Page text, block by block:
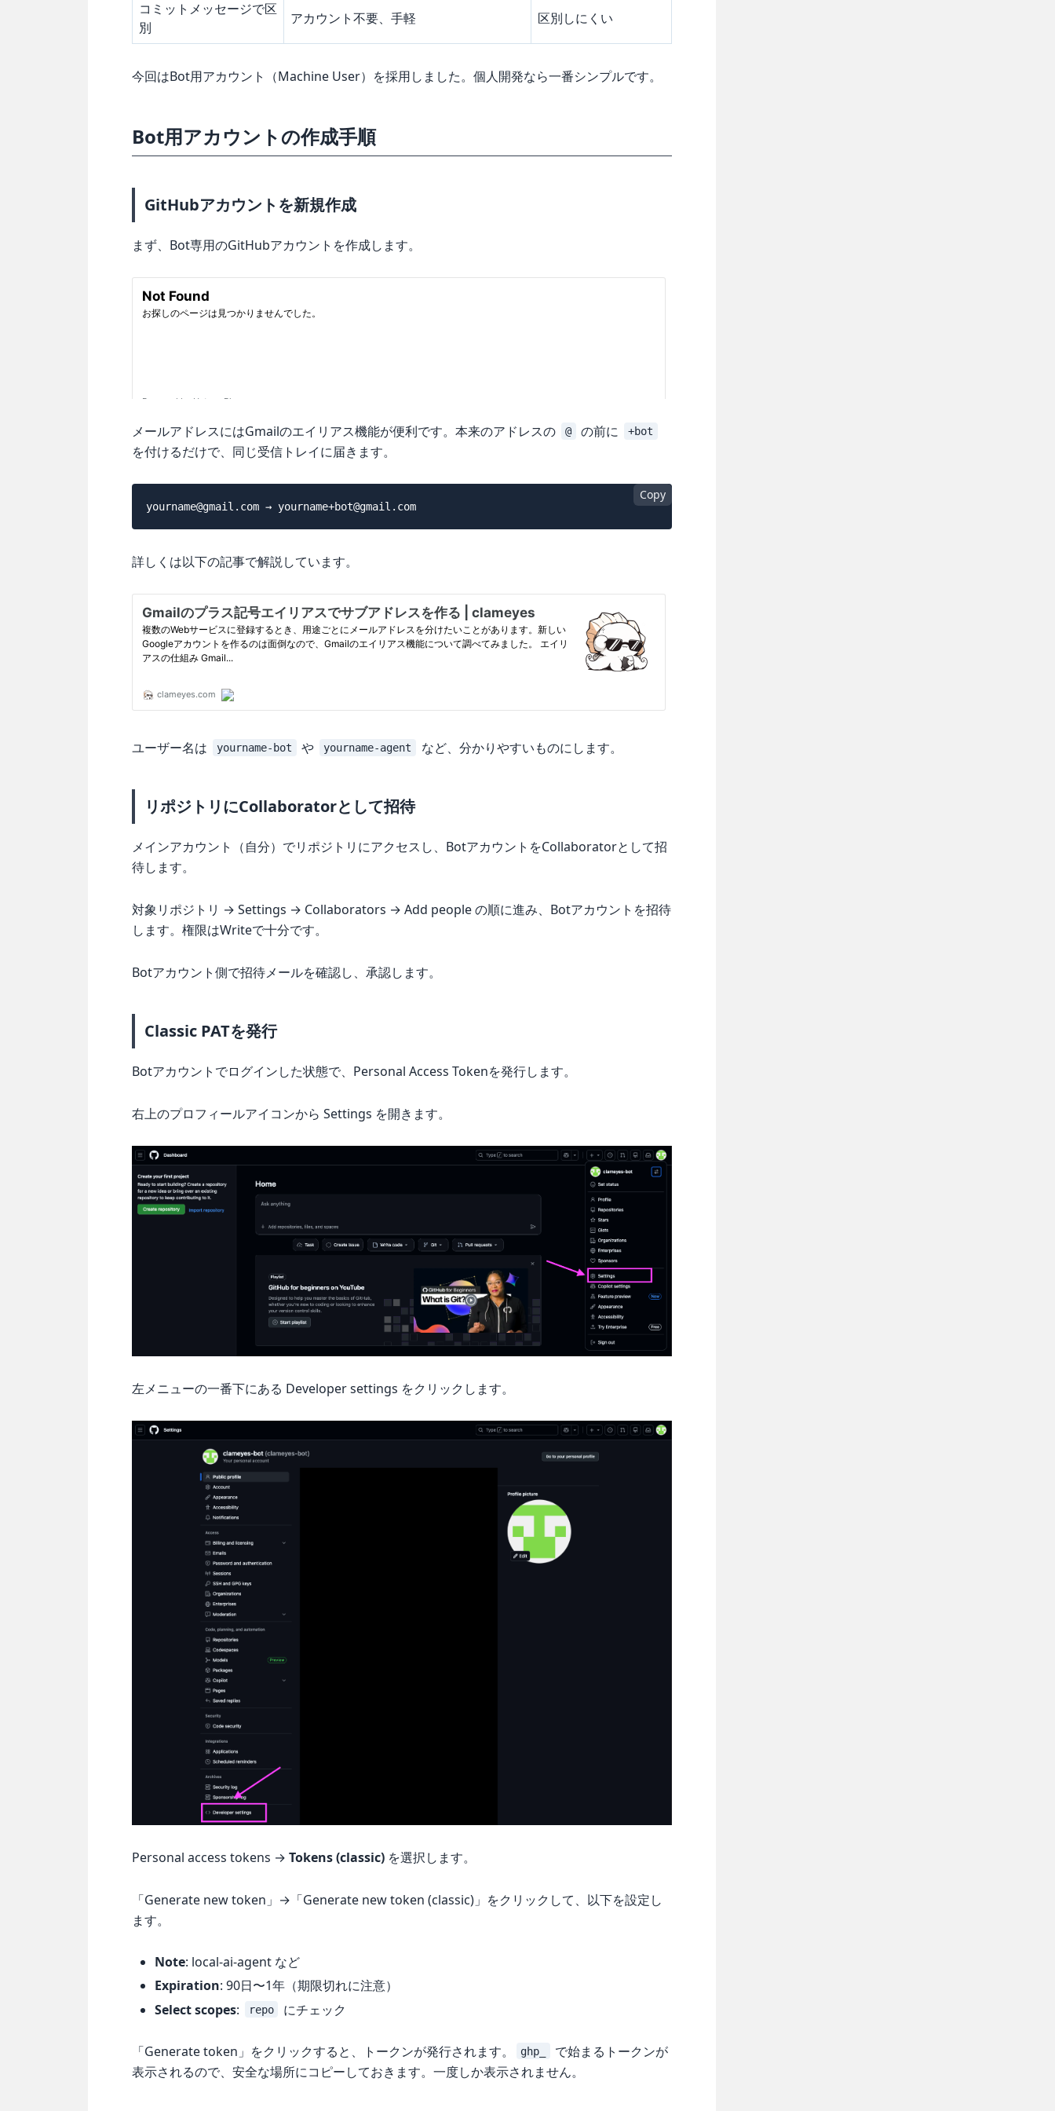
コミットメッセージで区
別
アカウント不要、手軽 区別しにくい
今回はBot用アカウント（Machine User）を採用しました。個人開発なら一番シンプルです。
Bot用アカウントの作成手順
GitHubアカウントを新規作成
まず、Bot専用のGitHubアカウントを作成します。
メールアドレスにはGmailのエイリアス機能が便利です。本来のアドレスの @ の前に +bot
を付けるだけで、同じ受信トレイに届きます。
Copy
yourname@gmail.com → yourname+bot@gmail.com
詳しくは以下の記事で解説しています。
ユーザー名は yourname-bot や yourname-agent など、分かりやすいものにします。
リポジトリにCollaboratorとして招待
メインアカウント（自分）でリポジトリにアクセスし、BotアカウントをCollaboratorとして招
待します。
対象リポジトリ → Settings → Collaborators → Add people の順に進み、Botアカウントを招待
します。権限はWriteで十分です。
Botアカウント側で招待メールを確認し、承認します。
Classic PATを発行
Botアカウントでログインした状態で、Personal Access Tokenを発行します。
右上のプロフィールアイコンから Settings を開きます。
左メニューの一番下にある Developer settings をクリックします。
Personal access tokens → Tokens (classic) を選択します。
「Generate new token」→「Generate new token (classic)」をクリックして、以下を設定し
ます。
Note: local-ai-agent など
Expiration: 90日〜1年（期限切れに注意）
Select scopes: repo にチェック
「Generate token」をクリックすると、トークンが発行されます。 ghp_
で始まるトークンが
表示されるので、安全な場所にコピーしておきます。一度しか表示されません。